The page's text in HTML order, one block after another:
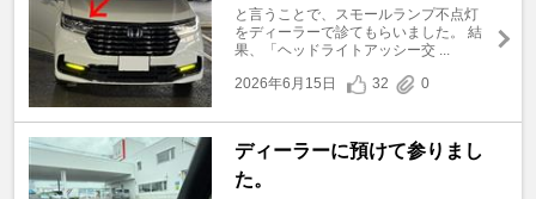
と言うことで、スモールランプ不点灯
をディーラーで診てもらいました。 結
果、「ヘッドライトアッシー交 ...
2026年6月15日
32 0
ディーラーに預けて参りまし
た。